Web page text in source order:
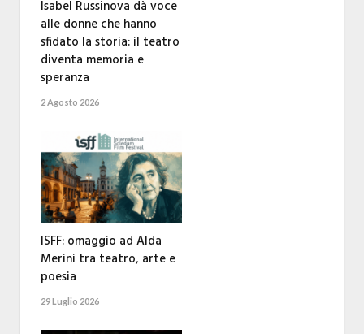
Isabel Russinova dà voce
alle donne che hanno
sfidato la storia: il teatro
diventa memoria e
speranza
2 Agosto 2026
ISFF: omaggio ad Alda
Merini tra teatro, arte e
poesia
29 Luglio 2026